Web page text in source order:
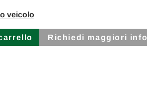
veicolo
Richiedi maggiori info